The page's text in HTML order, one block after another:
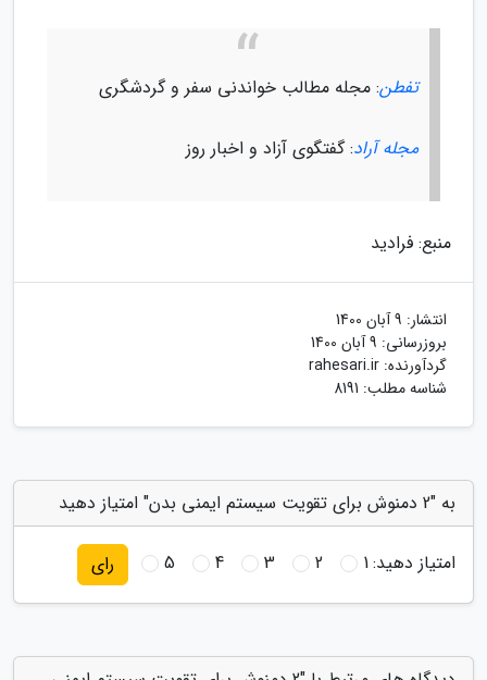
تفطن: مجله مطالب خواندنی سفر و گردشگری
مجله آراد: گفتگوی آزاد و اخبار روز
منبع: فرادید
انتشار: 9 آبان 1400
بروزرسانی: 9 آبان 1400
گردآورنده: rahesari.ir
شناسه مطلب: 8191
به "2 دمنوش برای تقویت سیستم ایمنی بدن" امتیاز دهید
امتیاز دهید:1
2
3
4
5 رای